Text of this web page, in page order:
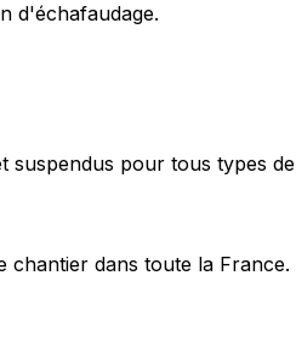
d'échafaudage.
pour tous types
dans toute la